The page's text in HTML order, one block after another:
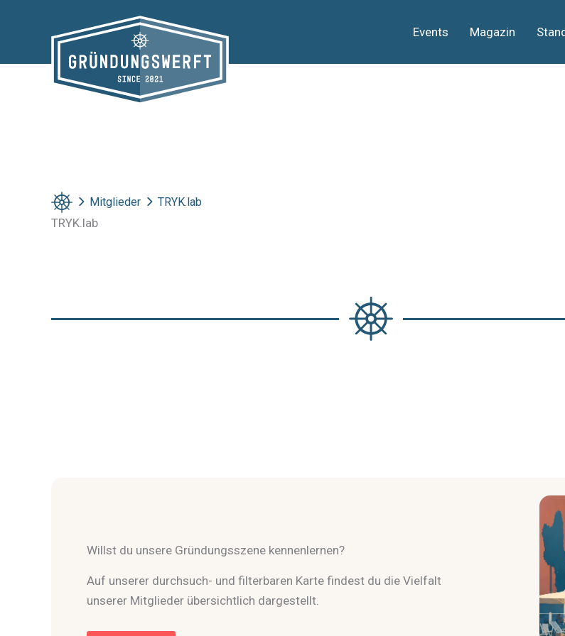
Events Magazin
Mitglieder TRYK.lab
TRYK.lab
Willst du unsere Gründungsszene kennenlernen?
Auf unserer durchsuch- und filterbaren Karte findest du die Vielfalt
unserer Mitglieder übersichtlich dargestellt.